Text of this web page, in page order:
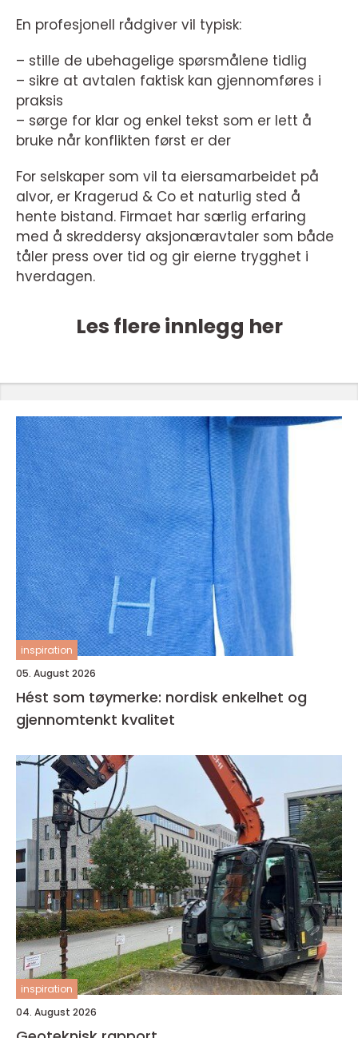
En profesjonell rådgiver vil typisk:
– stille de ubehagelige spørsmålene tidlig
– sikre at avtalen faktisk kan gjennomføres i
praksis
– sørge for klar og enkel tekst som er lett å
bruke når konflikten først er der
For selskaper som vil ta eiersamarbeidet på
alvor, er Kragerud & Co et naturlig sted å
hente bistand. Firmaet har særlig erfaring
med å skreddersy aksjonæravtaler som både
tåler press over tid og gir eierne trygghet i
hverdagen.
Les flere innlegg her
inspiration
05. August 2026
Hést som tøymerke: nordisk enkelhet og
gjennomtenkt kvalitet
inspiration
04. August 2026